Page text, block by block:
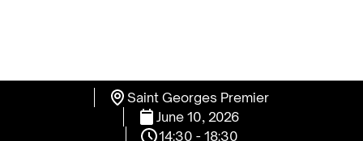
Saint Georges Premier
June 10, 2026
14:30 - 18:30